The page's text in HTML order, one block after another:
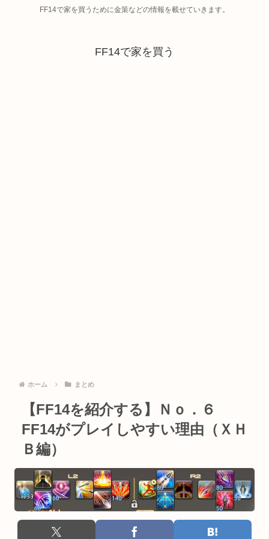
FF14で家を買うために金策などの情報を載せていきます。
FF14で家を買う
ホーム まとめ
【FF14を紹介する】Ｎｏ．６
FF14がプレイしやすい理由（ＸＨ
Ｂ編）